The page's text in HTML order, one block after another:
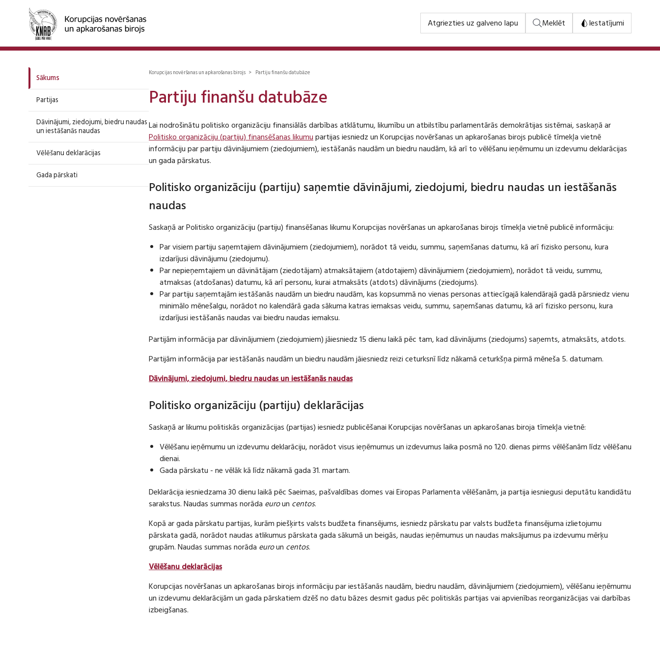
Atgriezties uz galveno lapu Meklēt Iestatījumi
Sākums
Partijas
Dāvinājumi, ziedojumi, biedru naudas
un iestāšanās naudas
Vēlēšanu deklarācijas
Gada pārskati
Korupcijas novēršanas un apkarošanas birojs > Partiju finanšu datubāze
Partiju finanšu datubāze
Lai nodrošinātu politisko organizāciju finansiālās darbības atklātumu, likumību un atbilstību parlamentārās demokrātijas sistēmai, saskaņā ar
Politisko organizāciju (partiju) finansēšanas likumupartijas iesniedz un Korupcijas novēršanas un apkarošanas birojs publicē tīmekļa vietnē
informāciju par partiju dāvinājumiem (ziedojumiem), iestāšanās naudām un biedru naudām, kā arī to vēlēšanu ieņēmumu un izdevumu deklarācijas
un gada pārskatus.
Politisko organizāciju (partiju) saņemtie dāvinājumi, ziedojumi, biedru naudas un iestāšanās
naudas
Saskaņā ar Politisko organizāciju (partiju) finansēšanas likumu Korupcijas novēršanas un apkarošanas birojs tīmekļa vietnē publicē informāciju:
Par visiem partiju saņemtajiem dāvinājumiem (ziedojumiem), norādot tā veidu, summu, saņemšanas datumu, kā arī fizisko personu, kura
izdarījusi dāvinājumu (ziedojumu).
Par nepieņemtajiem un dāvinātājam (ziedotājam) atmaksātajiem (atdotajiem) dāvinājumiem (ziedojumiem), norādot tā veidu, summu,
atmaksas (atdošanas) datumu, kā arī personu, kurai atmaksāts (atdots) dāvinājums (ziedojums).
Par partiju saņemtajām iestāšanās naudām un biedru naudām, kas kopsummā no vienas personas attiecīgajā kalendārajā gadā pārsniedz vienu
minimālo mēnešalgu, norādot no kalendārā gada sākuma katras iemaksas veidu, summu, saņemšanas datumu, kā arī fizisko personu, kura
izdarījusi iestāšanās naudas vai biedru naudas iemaksu.
Partijām informācija par dāvinājumiem (ziedojumiem) jāiesniedz 15 dienu laikā pēc tam, kad dāvinājums (ziedojums) saņemts, atmaksāts, atdots.
Partijām informācija par iestāšanās naudām un biedru naudām jāiesniedz reizi ceturksnī līdz nākamā ceturkšņa pirmā mēneša 5. datumam.
Dāvinājumi, ziedojumi, biedru naudas un iestāšanās naudas
Politisko organizāciju (partiju) deklarācijas
Saskaņā ar likumu politiskās organizācijas (partijas) iesniedz publicēšanai Korupcijas novēršanas un apkarošanas biroja tīmekļa vietnē:
Vēlēšanu ieņēmumu un izdevumu deklarāciju, norādot visus ieņēmumus un izdevumus laika posmā no 120. dienas pirms vēlēšanām līdz vēlēšanu
dienai.
Gada pārskatu - ne vēlāk kā līdz nākamā gada 31. martam.
Deklarācija iesniedzama 30 dienu laikā pēc Saeimas, pašvaldības domes vai Eiropas Parlamenta vēlēšanām, ja partija iesniegusi deputātu kandidātu
sarakstus. Naudas summas norāda euroun centos.
Kopā ar gada pārskatu partijas, kurām piešķirts valsts budžeta finansējums, iesniedz pārskatu par valsts budžeta finansējuma izlietojumu
pārskata gadā, norādot naudas atlikumus pārskata gada sākumā un beigās, naudas ieņēmumus un naudas maksājumus pa izdevumu mērķu
grupām. Naudas summas norāda euroun centos.
Vēlēšanu deklarācijas
Korupcijas novēršanas un apkarošanas birojs informāciju par iestāšanās naudām, biedru naudām, dāvinājumiem (ziedojumiem), vēlēšanu ieņēmumu
un izdevumu deklarācijām un gada pārskatiem dzēš no datu bāzes desmit gadus pēc politiskās partijas vai apvienības reorganizācijas vai darbības
izbeigšanas.